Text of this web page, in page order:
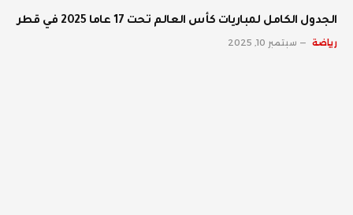
الجدول الكامل لمباريات كأس العالم تحت 17 عاما 2025 في قطر
رياضة سبتمبر 10, 2025